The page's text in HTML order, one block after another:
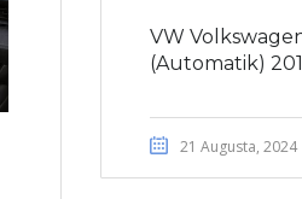
VW
(Automatik)
21 Augusta, 2024